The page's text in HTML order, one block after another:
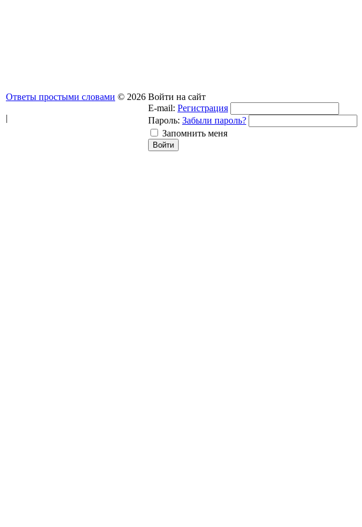
Войти на сайт
E-mail: Регистрация
Пароль: Забыли пароль?
Запомнить меня
Ответы простыми словами © 2026
|